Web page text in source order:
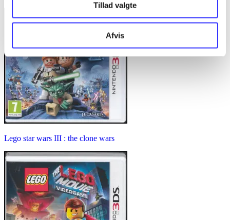
Tillad valgte
Afvis
Lego star wars III : the clone wars